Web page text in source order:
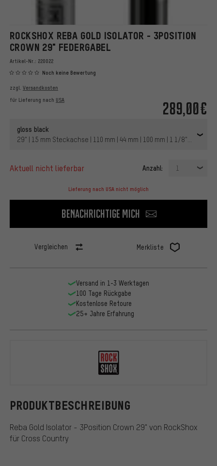
ROCKSHOX REBA GOLD ISOLATOR - 3POSITION
CROWN 29" FEDERGABEL
Artikel-Nr.: 220022
Noch keine Bewertung
289,00€
zzgl. Versandkosten
für Lieferung nach USA
gloss black
29" | 15 mm Steckachse | 110 mm | 44 mm | 100 mm | 1 1/8" - 1,5"
aktuell nicht lieferbar Anzahl: 1
Lieferung nach USA nicht möglich
Benachrichtige mich
Vergleichen Merkliste
PRODUKTBESCHREIBUNG
Reba Gold Isolator - 3Position Crown 29" von RockShox
für Cross Country
Versand in 1-3 Werktagen
100 Tage Rückgabe
Kostenlose Retoure
25+ Jahre Erfahrung